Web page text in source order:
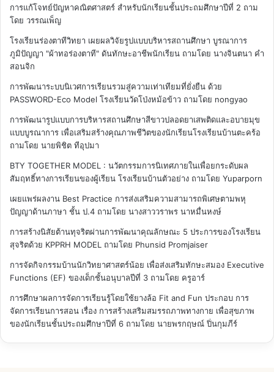
การแก้โจทย์ปัญหาคณิตศาสตร์ สำหรับนักเรียนชั้นประถมศึกษาปีที่ 2 ถาม
โดย วรรณเพ็ญ
โรงเรียนร่องตาทีวิทยา เผยผลวิจัยรูปแบบบริหารสถานศึกษา บูรณาการ
ภูมิปัญญา "ผ้าทอร่องตาที" ดันทักษะอาชีพนักเรียน ถามโดย นางจินตนา คำ
สอนจิก
การพัฒนาระบบนิเวศการเรียนรวมสู่ความเท่าเทียมที่ยั่งยืน ด้วย
PASSWORD-Eco Model โรงเรียนวัดโป่งหม้อข้าว ถามโดย nongyao
การพัฒนารูปแบบการบริหารสถานศึกษาสีขาวปลอดยาเสพติดและอบายมุข
แบบบูรณาการ เพื่อเสริมสร้างคุณภาพชีวิตของนักเรียนโรงเรียนบ้านตะคร้อ
ถามโดย นายพิชิต ทีอุปมา
BTY TOGETHER MODEL : นวัตกรรมการนิเทศภายในเพื่อยกระดับผล
สัมฤทธิ์ทางการเรียนของผู้เรียน โรงเรียนบ้านตัวอย่าง ถามโดย Yuparporn
เผยแพร่ผลงาน Best Practice การส่งเสริมความสามารถพิเศษตามพหุ
ปัญญาด้านภาษา ชั้น ป.4 ถามโดย นางสาววราพร นาหมื่นหงษ์
การสร้างนิสัยต้านทุจริตผ่านการพัฒนาคุณลักษณะ 5 ประการของโรงเรียน
สุจริตด้วย KPPRH MODEL ถามโดย Phunsid Promjaiser
การจัดกิจกรรมบ้านนักวิทยาศาสตร์น้อย เพื่อส่งเสริมทักษะสมอง Executive
Functions (EF) ของเด็กชั้นอนุบาลปีที่ 3 ถามโดย ครูอาร์
การศึกษาผลการจัดการเรียนรู้โดยใช้ยางล้อ Fit and Fun ประกอบ การ
จัดการเรียนการสอน เรื่อง การสร้างเสริมสมรรถภาพทางกาย เพื่อสุขภาพ
ของนักเรียนชั้นประถมศึกษาปีที่ 6 ถามโดย นายพรกฤษณ์ ปิ่นกุมภีร์